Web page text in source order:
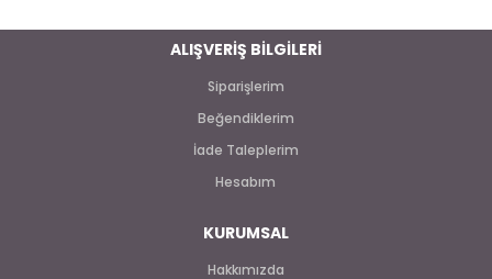
ALIŞVERİŞ BİLGİLERİ
Siparişlerim
Beğendiklerim
İade Taleplerim
Hesabım
KURUMSAL
Hakkımızda